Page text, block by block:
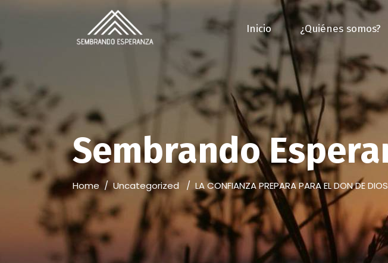
Inicio ¿Quiénes somos?
Sembrando
Home/Uncategorized /LA CONFIANZA PREPARA PARA EL DON DE DIOS